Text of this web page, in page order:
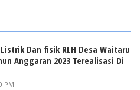
Dan fisik RLH Desa Waitaru
Anggaran 2023 Terealisasi Di
PM